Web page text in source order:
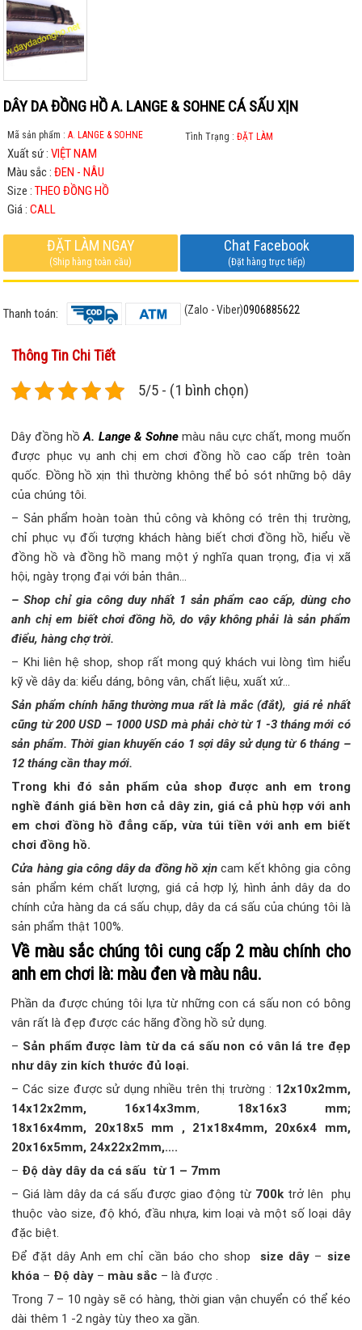
DÂY DA ĐỒNG HỒ A. LANGE & SOHNE CÁ SẤU XỊN
Mã sản phẩm :A. LANGE & SOHNE Tình Trạng : ĐẶT LÀM
Xuất sứ : VIỆT NAM
Màu sắc : ĐEN - NÂU
Size : THEO ĐỒNG HỒ
Giá : CALL
ĐẶT LÀM NGAY
(Ship hàng toàn cầu)
Chat Facebook
(Đặt hàng trực tiếp)
Thanh toán: (Zalo - Viber)0906885622
Thông Tin Chi Tiết
5/5 - (1 bình chọn)
Dây đồng hồA. Lange & Sohne màu nâu cực chất, mong muốn
được phục vụ anh chị em chơi đồng hồ cao cấp trên toàn
quốc. Đồng hồ xịn thì thường không thể bỏ sót những bộ dây
của chúng tôi.
– Sản phẩm hoàn toàn thủ công và không có trên thị trường,
chỉ phục vụ đối tượng khách hàng biết chơi đồng hồ, hiểu về
đồng hồ và đồng hồ mang một ý nghĩa quan trọng, địa vị xã
hội, ngày trọng đại với bản thân…
– Shop chỉ gia công duy nhất 1 sản phẩm cao cấp, dùng cho
anh chị em biết chơi đồng hồ, do vậy không phải là sản phẩm
điểu, hàng chợ trời.
– Khi liên hệ shop, shop rất mong quý khách vui lòng tìm hiểu
kỹ về dây da: kiểu dáng, bông vân, chất liệu, xuất xứ…
Sản phẩm chính hãng thường mua rất là mắc (đắt), giá rẻ nhất
cũng từ 200 USD – 1000 USD mà phải chờ từ 1 -3 tháng mới có
sản phẩm. Thời gian khuyến cáo 1 sợi dây sử dụng từ 6 tháng –
12 tháng cần thay mới.
Trong khi đó sản phẩm của shop được anh em trong
nghề đánh giá bền hơn cả dây zin, giá cả phù hợp với anh
em chơi đồng hồ đẳng cấp, vừa túi tiền với anh em biết
chơi đồng hồ.
Cửa hàng gia công dây da đồng hồ xịncam kết không gia công
sản phẩm kém chất lượng, giá cả hợp lý, hình ảnh dây da do
chính cửa hàng da cá sấu chụp, dây da cá sấu của chúng tôi là
sản phẩm thật 100%.
Về màu sắc chúng tôi cung cấp 2 màu chính cho
anh em chơi là: màu đen và màu nâu.
Phần da được chúng tôi lựa từ những con cá sấu non có bông
vân rất là đẹp được các hãng đồng hồ sử dụng.
– Sản phẩm được làm từ da cá sấu non có vân lá tre đẹp
như dây zin kích thước đủ loại.
– Các size được sử dụng nhiều trên thị trường : 12x10x2mm,
14x12x2mm, 16x14x3mm, 18x16x3 mm;
18x16x4mm, 20x18x5 mm , 21x18x4mm, 20x6x4 mm,
20x16x5mm, 24x22x2mm,….
– Độ dày dây da cá sấu từ 1 – 7mm
– Giá làm dây da cá sấu được giao động từ700ktrở lên phụ
thuộc vào size, độ khó, đầu nhựa, kim loại và một số loại dây
đặc biệt.
Để đặt dây Anh em chỉ cần báo cho shopsize dây – size
khóa – Độ dày – màu sắc – là được .
Trong 7 – 10 ngày sẽ có hàng, thời gian vận chuyển có thể kéo
dài thêm 1 -2 ngày tùy theo xa gần.